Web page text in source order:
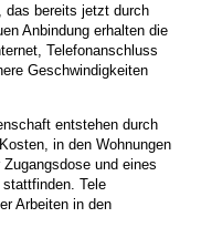
das bereits jetzt durch
Anbindung erhalten die
Telefonanschluss
Geschwindigkeiten
entstehen durch
in den Wohnungen
und eines
Tele
Arbeiten in den